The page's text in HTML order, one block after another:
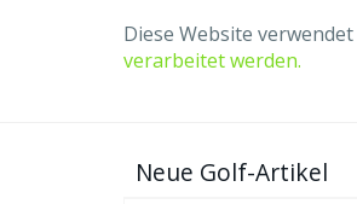
Diese Website
verarbeitet werden.
Neue Golf-Artikel